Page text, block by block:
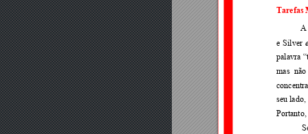
Tarefas
A
e Silver
palavra
mas não
seu